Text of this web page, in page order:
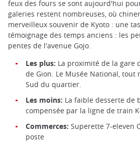
feux des fours se sont aujourd'hui
galeries restent nombreuses, où
merveilleux souvenir de Kyoto : une
témoignage des temps anciens : les
pentes de l'avenue Gojo.
Les plus: La proximité de la gare
de Gion. Le Musée National, tout
Sud du quartier.
Les moins: La faible desserte de
compensée par la ligne de train
Commerces: Superette 7-eleven
poste